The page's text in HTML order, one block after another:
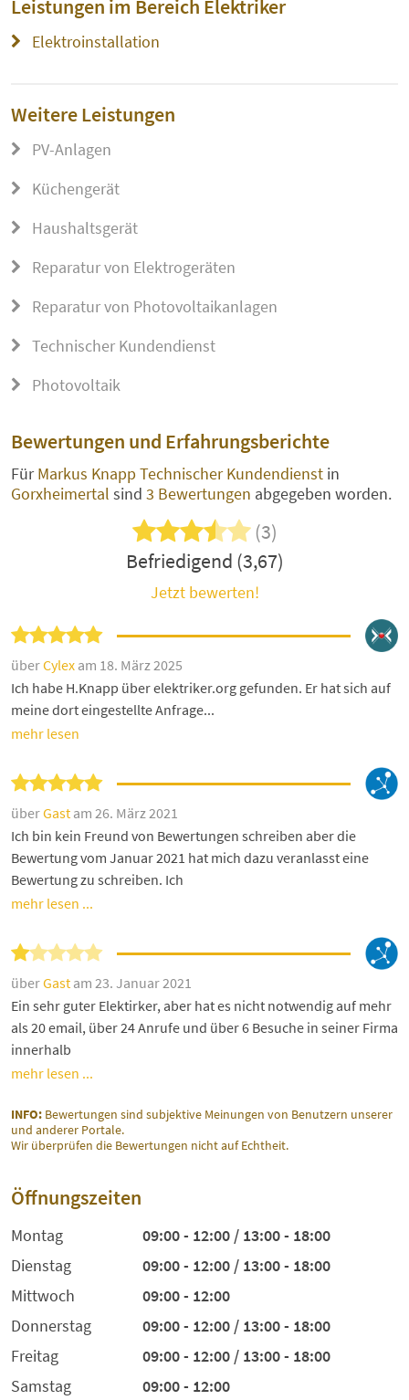
Leistungen im Bereich Elektriker
Elektroinstallation
Weitere Leistungen
PV-Anlagen
Küchengerät
Haushaltsgerät
Reparatur von Elektrogeräten
Reparatur von Photovoltaikanlagen
Technischer Kundendienst
Photovoltaik
Bewertungen und Erfahrungsberichte
FürMarkus Knapp Technischer Kundendienst in
Gorxheimertal sind 3 Bewertungen abgegeben worden.
(3)
Befriedigend (3,67)
Jetzt bewerten!
überCylex am 18. März 2025
Ich habe H.Knapp über elektriker.org gefunden. Er hat sich auf
meine dort eingestellte Anfrage...
mehr lesen
überGast am 26. März 2021
Ich bin kein Freund von Bewertungen schreiben aber die
Bewertung vom Januar 2021 hat mich dazu veranlasst eine
Bewertung zu schreiben. Ich
mehr lesen ...
überGast am 23. Januar 2021
Ein sehr guter Elektirker, aber hat es nicht notwendig auf mehr
als 20 email, über 24 Anrufe und über 6 Besuche in seiner Firma
innerhalb
mehr lesen ...
INFO: Bewertungen sind subjektive Meinungen von Benutzern unserer
und anderer Portale.
Wir überprüfen die Bewertungen nicht auf Echtheit.
Öffnungszeiten
Montag
09:00 - 12:00 / 13:00 - 18:00
Dienstag
09:00 - 12:00 / 13:00 - 18:00
Mittwoch
09:00 - 12:00
Donnerstag
09:00 - 12:00 / 13:00 - 18:00
Freitag
09:00 - 12:00 / 13:00 - 18:00
Samstag
09:00 - 12:00